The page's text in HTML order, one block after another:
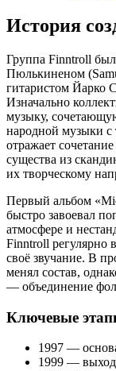
История
Группа Finntroll
Пюлькиненом
гитаристом Йарко
Изначально
музыку,
народной музыки
отражает
существа из
их творческому
Первый альбом
быстро завоевал
атмосфере и
Finntroll регулярно
своё звучание. В
менял состав,
— объединение
Ключевые
1997 —
1999 — выход